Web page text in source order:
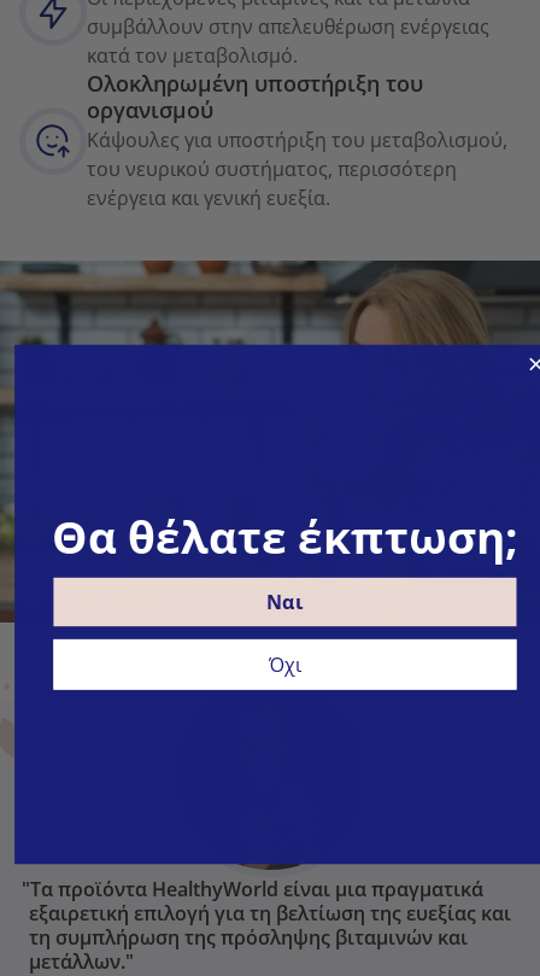
συμβάλλουν στην απελευθέρωση ενέργειας
κατά τον μεταβολισμό.
Ολοκληρωμένη υποστήριξη του
οργανισμού
Κάψουλες για υποστήριξη του μεταβολισμού,
του νευρικού συστήματος, περισσότερη
ενέργεια και γενική ευεξία.
"Τα προϊόντα HealthyWorld είναι μια πραγματικά
εξαιρετική επιλογή για τη βελτίωση της ευεξίας και
τη συμπλήρωση της πρόσληψης βιταμινών και
μετάλλων."
Θα θέλατε έκπτωση;
Ναι
Όχι